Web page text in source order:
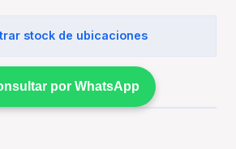
stock de ubicaciones
por WhatsApp